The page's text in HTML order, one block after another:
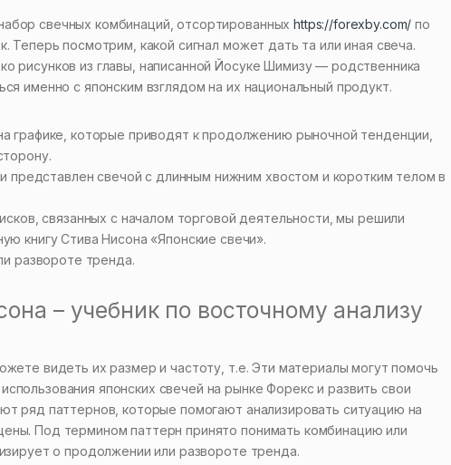
свечных комбинаций, отсортированныхhttps://forexby.com/ по
Теперь посмотрим, какой сигнал может дать та или иная свеча.
рисунков из главы, написанной Йосуке Шимизу — родственника
именно с японским взглядом на их национальный продукт.
которые приводят к продолжению рыночной тенденции,
представлен свечой с длинным нижним хвостом и коротким телом в
связанных с началом торговой деятельности, мы решили
книгу Стива Нисона «Японские свечи».
развороте тренда.
– учебник по восточному анализу
видеть их размер и частоту, т.е. Эти материалы могут помочь
японских свечей на рынке Форекс и развить свои
ряд паттернов, которые помогают анализировать ситуацию на
Под термином паттерн принято понимать комбинацию или
о продолжении или развороте тренда.